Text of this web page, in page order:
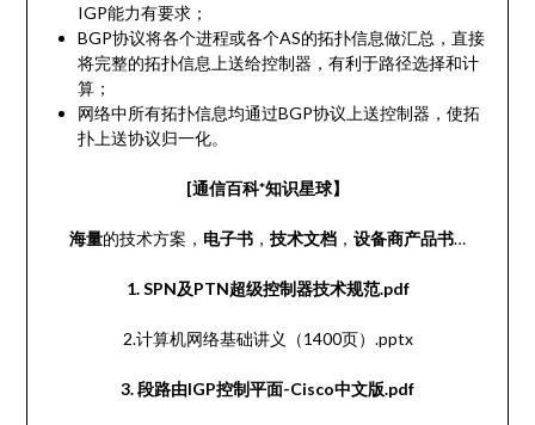
IGP能力有要求；
BGP协议将各个进程或各个AS的拓扑信息做汇总，直接
将完整的拓扑信息上送给控制器，有利于路径选择和计
算；
网络中所有拓扑信息均通过BGP协议上送控制器，使拓
扑上送协议归一化。
[通信百科*知识星球】
海量的技术方案， 电子书 ， 技术文档 ， 设备商产品书…
1. SPN及PTN超级控制器技术规范.pdf
2.计算机网络基础讲义（1400页）.pptx
3. 段路由IGP控制平面-Cisco中文版.pdf